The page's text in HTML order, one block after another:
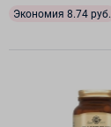
Экономия 8.74 руб.